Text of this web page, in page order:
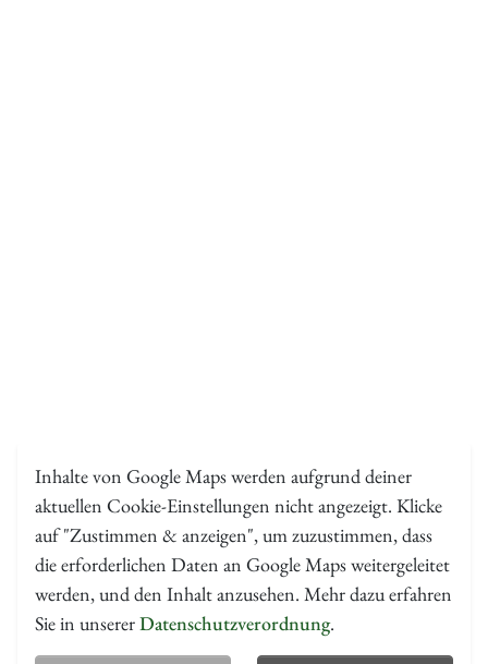
Inhalte von Google Maps werden aufgrund deiner
aktuellen Cookie-Einstellungen nicht angezeigt. Klicke
auf "Zustimmen & anzeigen", um zuzustimmen, dass
die erforderlichen Daten an Google Maps weitergeleitet
werden, und den Inhalt anzusehen. Mehr dazu erfahren
Sie in unsererDatenschutzverordnung.